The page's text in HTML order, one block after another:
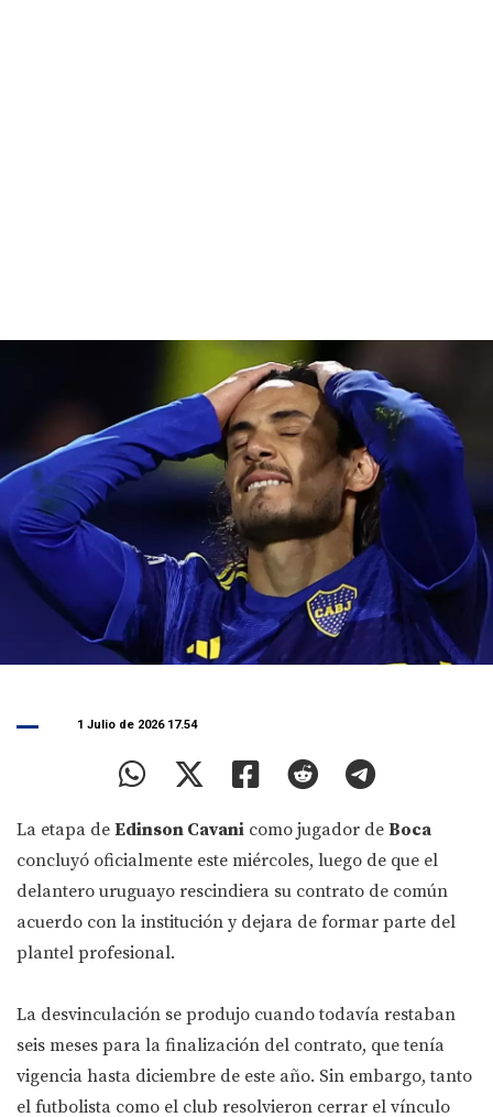
1 Julio de 2026 17.54
La etapa de Edinson Cavani como jugador de Boca
concluyó oficialmente este miércoles, luego de que el
delantero uruguayo rescindiera su contrato de común
acuerdo con la institución y dejara de formar parte del
plantel profesional.
La desvinculación se produjo cuando todavía restaban
seis meses para la finalización del contrato, que tenía
vigencia hasta diciembre de este año. Sin embargo, tanto
el futbolista como el club resolvieron cerrar el vínculo